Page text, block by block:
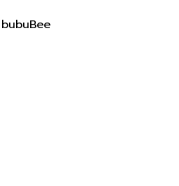
bubuBee